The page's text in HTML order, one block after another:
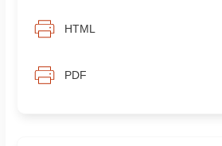
HTML
PDF